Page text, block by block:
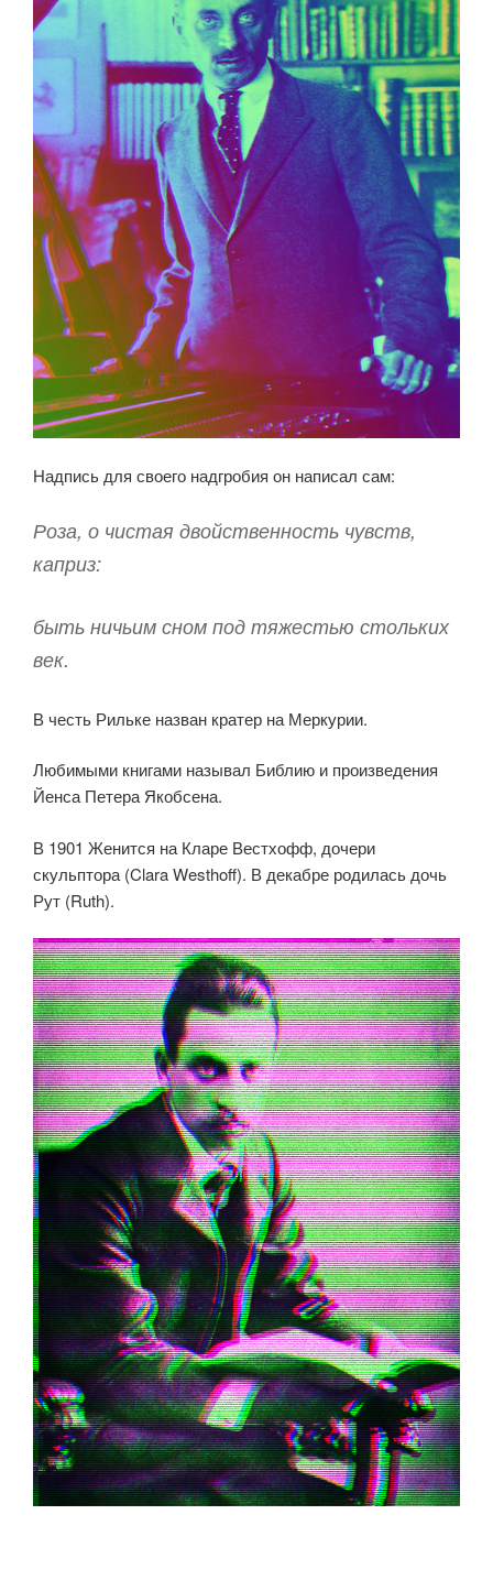
Надпись для своего надгробия он написал сам:
Роза, о чистая двойственность чувств,
каприз:
быть ничьим сном под тяжестью стольких
век.
В честь Рильке назван кратер на Меркурии.
Любимыми книгами называл Библию и произведения
Йенса Петера Якобсена.
В 1901 Женится на Кларе Вестхофф, дочери
скульптора (Clara Westhoff). В декабре родилась дочь
Рут (Ruth).